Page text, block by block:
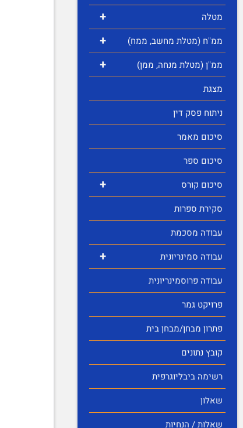
+ מטלה
+ ממ"ח (מטלת מחשב, ממח)
+
ממ"ן (מטלת מנחה, ממן)
מצגת
ניתוח פסק דין
סיכום מאמר
סיכום ספר
+
סיכום קורס
סקירת ספרות
עבודה מסכמת
+
עבודה סמינריונית
עבודה פרוסמינריונית
פרויקט גמר
פתרון מבחן/מבחן בית
קובץ נתונים
רשימה ביבליוגרפית
שאלון
שאלות / הנחיות